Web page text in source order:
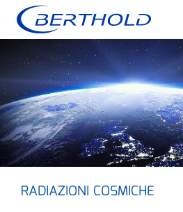
RADIAZIONI COSMICHE